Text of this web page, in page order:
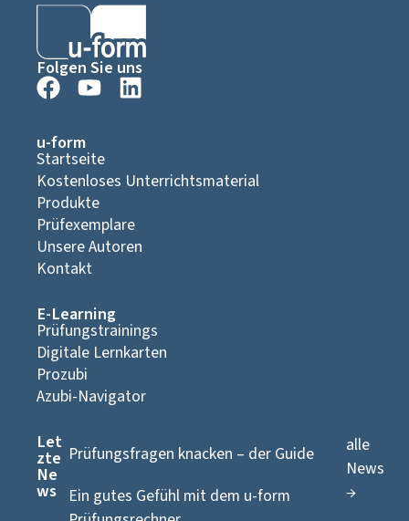
Folgen Sie uns
u-form
Startseite
Kostenloses Unterrichtsmaterial
Produkte
Prüfexemplare
Unsere Autoren
Kontakt
E-Learning
Prüfungstrainings
Digitale Lernkarten
Prozubi
Azubi-Navigator
Let
zte
Ne
ws
Prüfungsfragen knacken – der Guide
Ein gutes Gefühl mit dem u-form
alle
News
→